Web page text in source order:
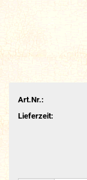
Art.Nr.:
Lieferzeit: